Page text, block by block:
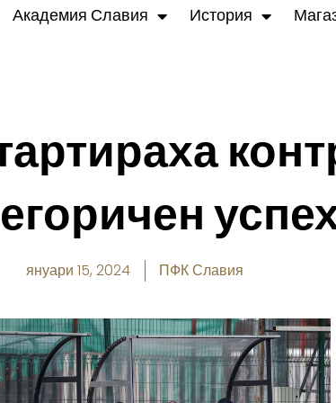
Академия Славия История
януари 15, 2024 ПФК Славия